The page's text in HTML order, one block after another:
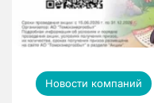
Новости компаний